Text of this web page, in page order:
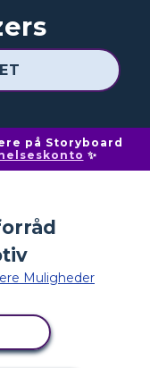
på Storyboard
✨
Muligheder